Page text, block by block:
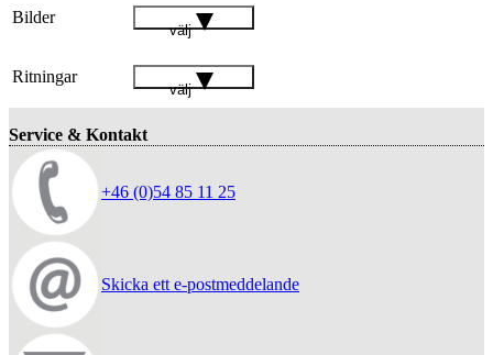
Bilder
välj
Ritningar
välj
Service & Kontakt
+46 (0)54 85 11 25
Skicka ett e-postmeddelande